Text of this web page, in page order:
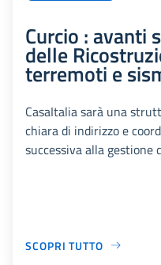
Curcio : avanti
delle
terremoti e
CasaItalia sarà una
chiara di indirizzo e
successiva alla gestione
SCOPRI TUTTO